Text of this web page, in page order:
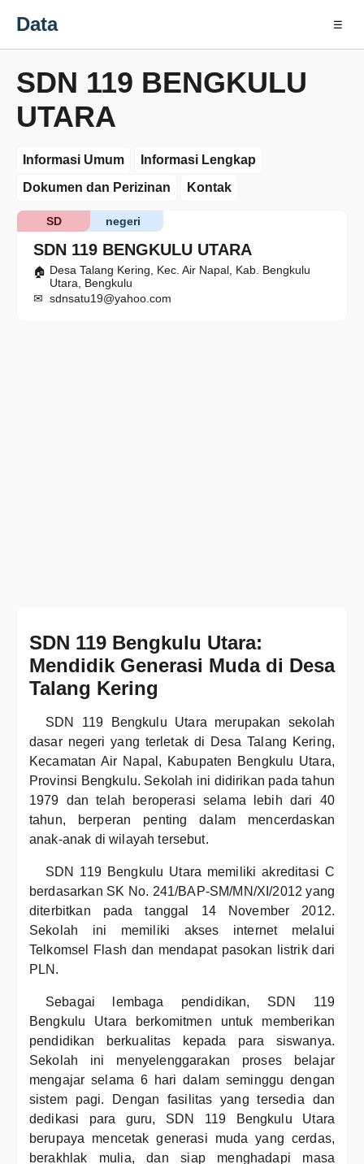
Data ☰
SDN 119 BENGKULU
UTARA
Informasi Umum
Informasi Lengkap
Dokumen dan Perizinan
Kontak
SDN 119 BENGKULU UTARA
negeri
SD
Desa Talang Kering, Kec. Air Napal, Kab. Bengkulu
Utara, Bengkulu
sdnsatu19@yahoo.com
SDN 119 Bengkulu Utara:
Mendidik Generasi Muda di Desa
Talang Kering
SDN 119 Bengkulu Utara merupakan sekolah
dasar negeri yang terletak di Desa Talang Kering,
Kecamatan Air Napal, Kabupaten Bengkulu Utara,
Provinsi Bengkulu. Sekolah ini didirikan pada tahun
1979 dan telah beroperasi selama lebih dari 40
tahun, berperan penting dalam mencerdaskan
anak-anak di wilayah tersebut.
SDN 119 Bengkulu Utara memiliki akreditasi C
berdasarkan SK No. 241/BAP-SM/MN/XI/2012 yang
diterbitkan pada tanggal 14 November 2012.
Sekolah ini memiliki akses internet melalui
Telkomsel Flash dan mendapat pasokan listrik dari
PLN.
Sebagai lembaga pendidikan, SDN 119
Bengkulu Utara berkomitmen untuk memberikan
pendidikan berkualitas kepada para siswanya.
Sekolah ini menyelenggarakan proses belajar
mengajar selama 6 hari dalam seminggu dengan
sistem pagi. Dengan fasilitas yang tersedia dan
dedikasi para guru, SDN 119 Bengkulu Utara
berupaya mencetak generasi muda yang cerdas,
berakhlak mulia, dan siap menghadapi masa